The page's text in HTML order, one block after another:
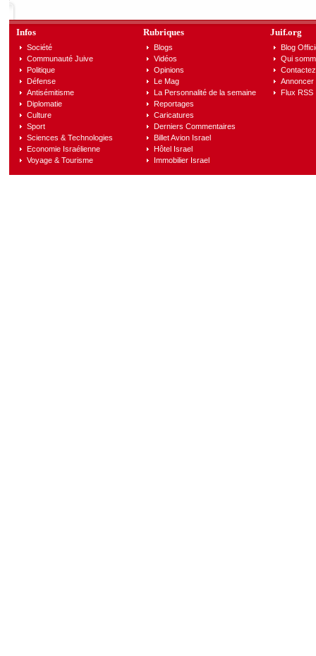
Infos
Société
Communauté Juive
Politique
Défense
Antisémitisme
Diplomatie
Culture
Sport
Sciences & Technologies
Economie Israélienne
Voyage & Tourisme
Rubriques
Blogs
Vidéos
Opinions
Le Mag
La Personnalité de la semaine
Reportages
Caricatures
Derniers Commentaires
Billet Avion Israel
Hôtel Israel
Immobilier Israel
Juif.org
Blog
Qui
Annoncer
Flux RSS